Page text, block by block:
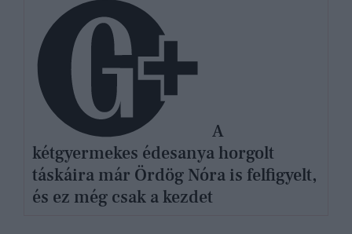
A
kétgyermekes édesanya horgolt
táskáira már Ördög Nóra is felfigyelt,
és ez még csak a kezdet